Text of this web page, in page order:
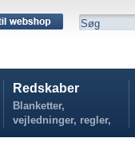
Redskaber
Blanketter,
vejledninger, regler,
politikker...